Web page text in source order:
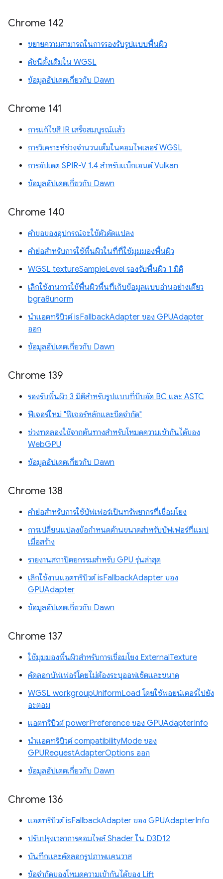
Chrome 142
ขยายความสามารถในการรองรับรูปแบบพื้นผิว
ดัชนีดั้งเดิมใน WGSL
ข้อมูลอัปเดตเกี่ยวกับ Dawn
Chrome 141
การแก้ไขสี IR เสร็จสมบูรณ์แล้ว
การวิเคราะห์ช่วงจำนวนเต็มในคอมไพเลอร์ WGSL
การอัปเดต SPIR-V 1.4 สำหรับแบ็กเอนด์ Vulkan
ข้อมูลอัปเดตเกี่ยวกับ Dawn
Chrome 140
คำขอของอุปกรณ์จะใช้ตัวดัดแปลง
คำย่อสำหรับการใช้พื้นผิวในที่ที่ใช้มุมมองพื้นผิว
WGSL textureSampleLevel รองรับพื้นผิว 1 มิติ
เลิกใช้งานการใช้พื้นผิวพื้นที่เก็บข้อมูลแบบอ่านอย่างเดียว
bgra8unorm
นำแอตทริบิวต์ isFallbackAdapter ของ GPUAdapter
ออก
ข้อมูลอัปเดตเกี่ยวกับ Dawn
Chrome 139
รองรับพื้นผิว 3 มิติสำหรับรูปแบบที่บีบอัด BC และ ASTC
ฟีเจอร์ใหม่ "ฟีเจอร์หลักและขีดจำกัด"
ช่วงทดลองใช้จากต้นทางสำหรับโหมดความเข้ากันได้ของ
WebGPU
ข้อมูลอัปเดตเกี่ยวกับ Dawn
Chrome 138
คำย่อสำหรับการใช้บัฟเฟอร์เป็นทรัพยากรที่เชื่อมโยง
การเปลี่ยนแปลงข้อกำหนดด้านขนาดสำหรับบัฟเฟอร์ที่แมป
เมื่อสร้าง
รายงานสถาปัตยกรรมสำหรับ GPU รุ่นล่าสุด
เลิกใช้งานแอตทริบิวต์ isFallbackAdapter ของ
GPUAdapter
ข้อมูลอัปเดตเกี่ยวกับ Dawn
Chrome 137
ใช้มุมมองพื้นผิวสำหรับการเชื่อมโยง ExternalTexture
คัดลอกบัฟเฟอร์โดยไม่ต้องระบุออฟเซ็ตและขนาด
WGSL workgroupUniformLoad โดยใช้พอยน์เตอร์ไปยัง
อะตอม
แอตทริบิวต์ powerPreference ของ GPUAdapterInfo
นำแอตทริบิวต์ compatibilityMode ของ
GPURequestAdapterOptions ออก
ข้อมูลอัปเดตเกี่ยวกับ Dawn
Chrome 136
แอตทริบิวต์ isFallbackAdapter ของ GPUAdapterInfo
ปรับปรุงเวลาการคอมไพล์ Shader ใน D3D12
บันทึกและคัดลอกรูปภาพแคนวาส
ข้อจำกัดของโหมดความเข้ากันได้ของ Lift